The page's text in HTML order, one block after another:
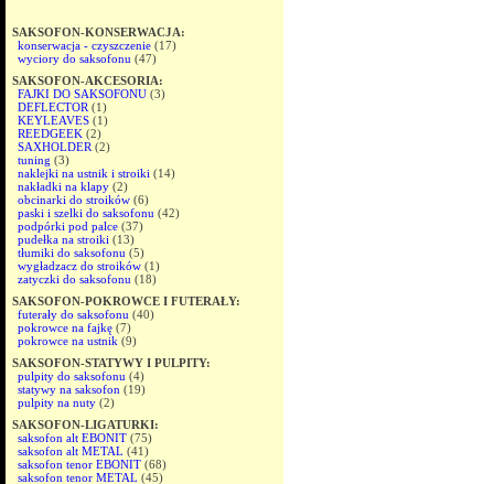
SAKSOFON-KONSERWACJA:
konserwacja - czyszczenie (17)
wyciory do saksofonu (47)
SAKSOFON-AKCESORIA:
FAJKI DO SAKSOFONU (3)
DEFLECTOR (1)
KEYLEAVES (1)
REEDGEEK (2)
SAXHOLDER (2)
tuning (3)
naklejki na ustnik i stroiki (14)
nakładki na klapy (2)
obcinarki do stroików (6)
paski i szelki do saksofonu (42)
podpórki pod palce (37)
pudełka na stroiki (13)
tłumiki do saksofonu (5)
wygładzacz do stroików (1)
zatyczki do saksofonu (18)
SAKSOFON-POKROWCE I FUTERAŁY:
futerały do saksofonu (40)
pokrowce na fajkę (7)
pokrowce na ustnik (9)
SAKSOFON-STATYWY I PULPITY:
pulpity do saksofonu (4)
statywy na saksofon (19)
pulpity na nuty (2)
SAKSOFON-LIGATURKI:
saksofon alt EBONIT (75)
saksofon alt METAL (41)
saksofon tenor EBONIT (68)
saksofon tenor METAL (45)